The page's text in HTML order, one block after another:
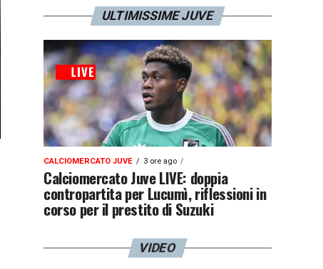
ULTIMISSIME JUVE
CALCIOMERCATO JUVE 3 ore ago
Calciomercato Juve LIVE: doppia
contropartita per Lucumì, riflessioni in
corso per il prestito di Suzuki
VIDEO